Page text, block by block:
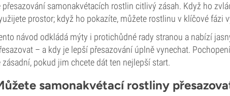
přesazování samonakvétacích rostlin citlivý zásah. Když ho
prostor; když ho pokazíte, můžete rostlinu v klíčové fázi
návod odkládá mýty i protichůdné rady stranou a nabízí
– a kdy je lepší přesazování úplně vynechat.
zásadní, pokud jim chcete dát ten nejlepší start.
samonakvétací rostliny